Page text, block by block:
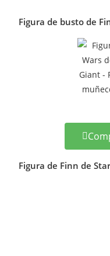
Figura de busto de
Figura de Finn de